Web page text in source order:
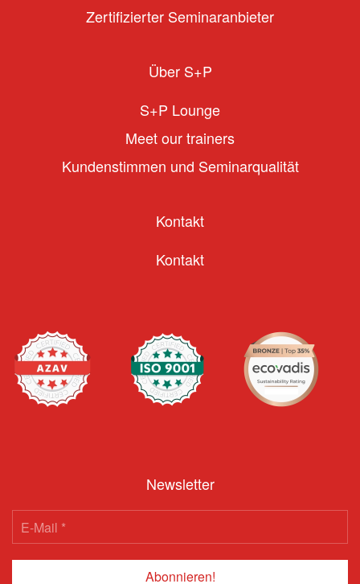
Zertifizierter Seminaranbieter
Über S+P
S+P Lounge
Meet our trainers
Kundenstimmen und Seminarqualität
Kontakt
Kontakt
Newsletter